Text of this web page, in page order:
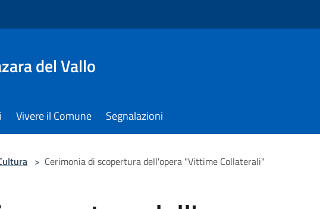
del Vallo
Vivere il Comune Segnalazioni
> Cerimonia di scopertura dell'opera "Vittime Collaterali"